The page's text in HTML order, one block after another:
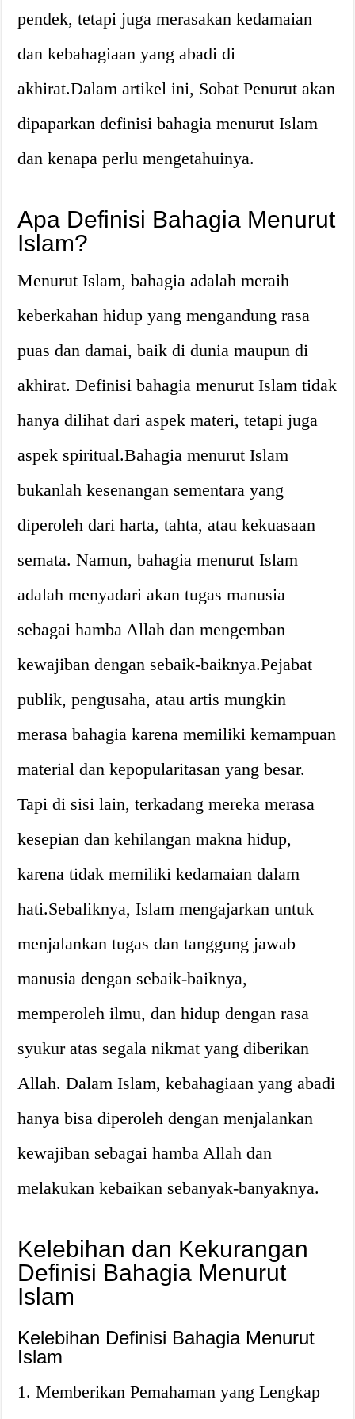
pendek, tetapi juga merasakan kedamaian
dan kebahagiaan yang abadi di
akhirat.Dalam artikel ini, Sobat Penurut akan
dipaparkan definisi bahagia menurut Islam
dan kenapa perlu mengetahuinya.
Apa Definisi Bahagia Menurut
Islam?
Menurut Islam, bahagia adalah meraih
keberkahan hidup yang mengandung rasa
puas dan damai, baik di dunia maupun di
akhirat. Definisi bahagia menurut Islam tidak
hanya dilihat dari aspek materi, tetapi juga
aspek spiritual.Bahagia menurut Islam
bukanlah kesenangan sementara yang
diperoleh dari harta, tahta, atau kekuasaan
semata. Namun, bahagia menurut Islam
adalah menyadari akan tugas manusia
sebagai hamba Allah dan mengemban
kewajiban dengan sebaik-baiknya.Pejabat
publik, pengusaha, atau artis mungkin
merasa bahagia karena memiliki kemampuan
material dan kepopularitasan yang besar.
Tapi di sisi lain, terkadang mereka merasa
kesepian dan kehilangan makna hidup,
karena tidak memiliki kedamaian dalam
hati.Sebaliknya, Islam mengajarkan untuk
menjalankan tugas dan tanggung jawab
manusia dengan sebaik-baiknya,
memperoleh ilmu, dan hidup dengan rasa
syukur atas segala nikmat yang diberikan
Allah. Dalam Islam, kebahagiaan yang abadi
hanya bisa diperoleh dengan menjalankan
kewajiban sebagai hamba Allah dan
melakukan kebaikan sebanyak-banyaknya.
Kelebihan dan Kekurangan
Definisi Bahagia Menurut
Islam
Kelebihan Definisi Bahagia Menurut
Islam
1. Memberikan Pemahaman yang Lengkap